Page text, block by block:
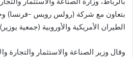
بتعاون مع شركة (رولس رويس -فرنسا)
الطيران الأمريكية والأوروبية (جمعية
وقال وزير الصناعة والاستثمار والتجارة